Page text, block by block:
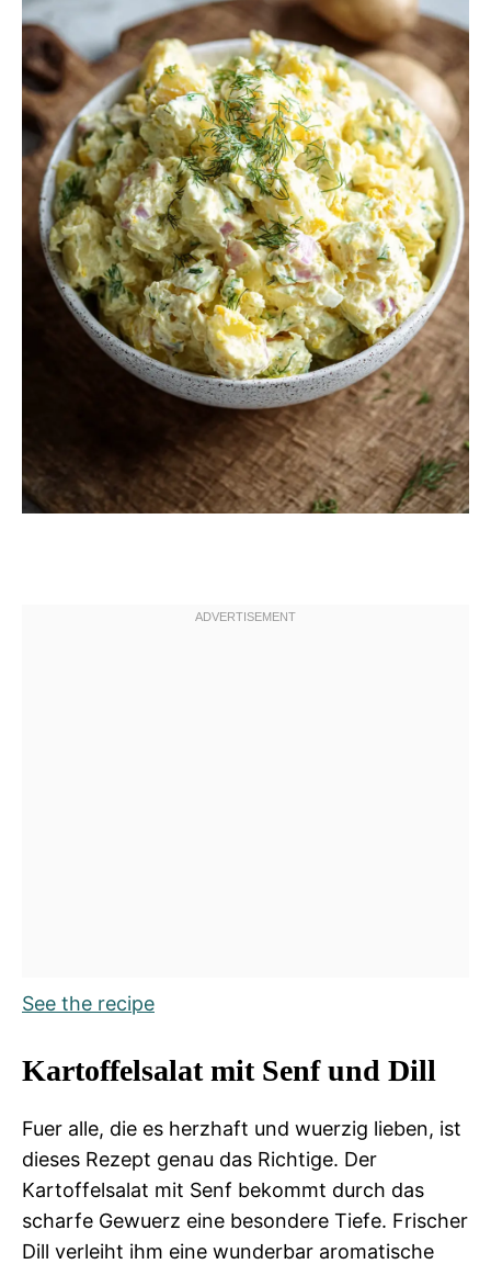
See the recipe
Kartoffelsalat mit Senf und Dill
Fuer alle, die es herzhaft und wuerzig lieben, ist
dieses Rezept genau das Richtige. Der
Kartoffelsalat mit Senf bekommt durch das
scharfe Gewuerz eine besondere Tiefe. Frischer
Dill verleiht ihm eine wunderbar aromatische